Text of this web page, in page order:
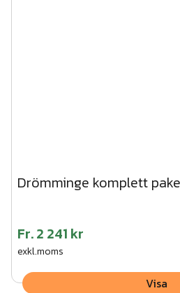
Drömminge komplett
Fr.2 241 kr
exkl.moms
Visa